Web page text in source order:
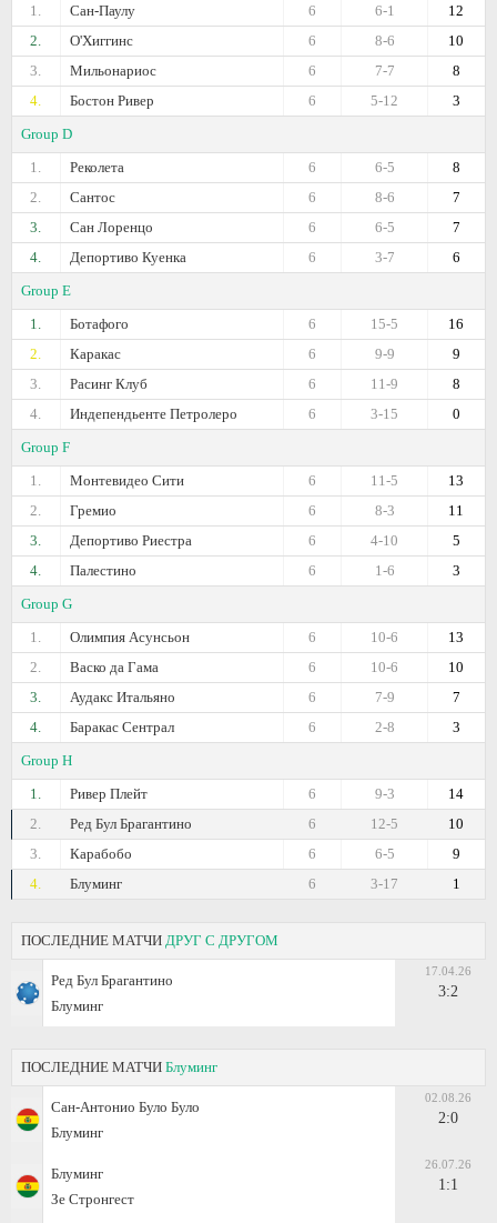
1.
Сан-Паулу 12
6-1
6
2.
О'Хиггинс 10
8-6
6
3.
Мильонариос 8
7-7
6
4.
Бостон Ривер 3
5-12
6
Group D
1.
Реколета 8
6-5
6
2.
Сантос 7
8-6
6
3.
Сан Лоренцо 7
6-5
6
4.
Депортиво Куенка 6
3-7
6
Group E
1.
Ботафого 16
15-5
6
2.
Каракас 9
9-9
6
3.
Расинг Клуб 8
11-9
6
4.
Индепендьенте Петролеро 0
3-15
6
Group F
1.
Монтевидео Сити 13
11-5
6
2.
Гремио 11
8-3
6
3.
Депортиво Риестра 5
4-10
6
4.
Палестино 3
1-6
6
Group G
1.
Олимпия Асунсьон 13
10-6
6
2.
Васко да Гама 10
10-6
6
3.
Аудакс Итальяно 7
7-9
6
4.
Баракас Сентрал 3
2-8
6
Group H
1.
Ривер Плейт 14
9-3
6
2.
Ред Бул Брагантино 10
12-5
6
3.
Карабобо 9
6-5
6
4.
Блуминг 1
3-17
6
ПОСЛЕДНИЕ МАТЧИ ДРУГ С ДРУГОМ
Ред Бул Брагантино
Блуминг
17.04.26
3:2
ПОСЛЕДНИЕ МАТЧИ Блуминг
Сан-Антонио Було Було
Блуминг
02.08.26
2:0
Блуминг
Зе Стронгест
26.07.26
1:1